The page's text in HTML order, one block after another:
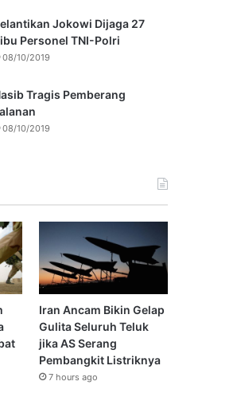
Jokowi Dijaga 27
Personel TNI-Polri
08/10/2019
Tragis Pemberang
08/10/2019
Iran Ancam Bikin Gelap
Gulita Seluruh Teluk
jika AS Serang
Pembangkit Listriknya
7 hours ago